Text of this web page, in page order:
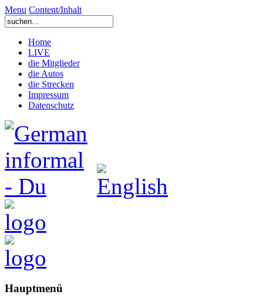
Menu Content/Inhalt
Home
LIVE
die Mitglieder
die Autos
die Strecken
Impressum
Datenschutz
Hauptmenü